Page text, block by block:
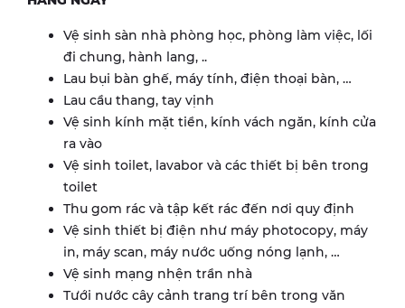
Vệ sinh sàn nhà phòng học, phòng làm việc, lối
đi chung, hành lang, ..
Lau bụi bàn ghế, máy tính, điện thoại bàn, …
Lau cầu thang, tay vịnh
Vệ sinh kính mặt tiền, kính vách ngăn, kính cửa
ra vào
Vệ sinh toilet, lavabor và các thiết bị bên trong
toilet
Thu gom rác và tập kết rác đến nơi quy định
Vệ sinh thiết bị điện như máy photocopy, máy
in, máy scan, máy nước uống nóng lạnh, …
Vệ sinh mạng nhện trần nhà
Tưới nước cây cảnh trang trí bên trong văn